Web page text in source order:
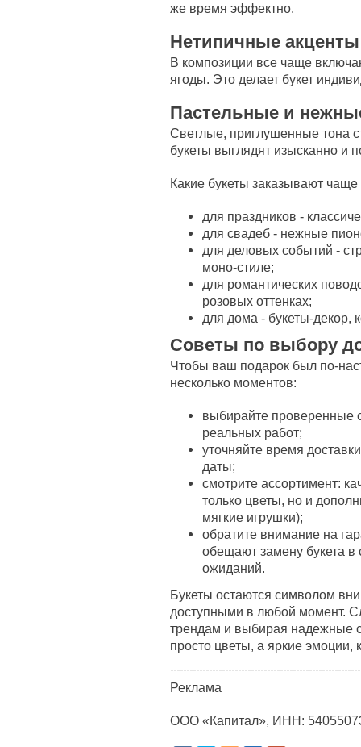
же время эффектно.
Нетипичные акценты
В композиции все чаще
ягоды. Это делает букет
Пастельные и
Светлые, приглушенные тона
букеты выглядят изысканно и
Какие букеты заказывают чаще
для праздников -
для свадеб - нежные
для деловых событий -
моно-стиле;
для романтических
розовых оттенках;
для дома - букеты-декор,
Советы по выбору
Чтобы ваш подарок был по-
несколько моментов:
выбирайте проверенные
реальных работ;
уточняйте время
даты;
смотрите ассортимент:
только цветы, но и
мягкие игрушки);
обратите внимание на
обещают замену букета в
ожиданий.
Букеты остаются символом
доступными в любой момент.
трендам и выбирая надежные
просто цветы, а яркие эмоции,
Реклама
ООО «Капитал», ИНН: